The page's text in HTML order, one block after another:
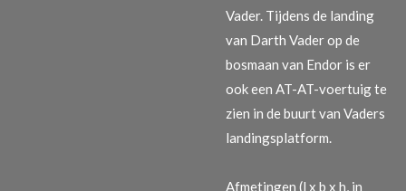
Vader. Tijdens de landing
van Darth Vader op de
bosmaan van Endor is er
ook een AT-AT-voertuig te
zien in de buurt van Vaders
landingsplatform.
Afmetingen (l x b x h, in